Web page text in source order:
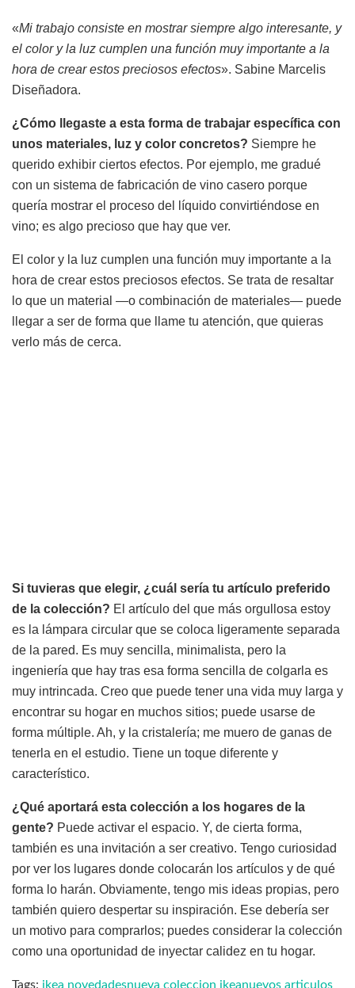
«Mi trabajo consiste en mostrar siempre algo interesante, y
el color y la luz cumplen una función muy importante a la
hora de crear estos preciosos efectos». Sabine Marcelis
Diseñadora.
¿Cómo llegaste a esta forma de trabajar específica con
unos materiales, luz y color concretos? Siempre he
querido exhibir ciertos efectos. Por ejemplo, me gradué
con un sistema de fabricación de vino casero porque
quería mostrar el proceso del líquido convirtiéndose en
vino; es algo precioso que hay que ver.
El color y la luz cumplen una función muy importante a la
hora de crear estos preciosos efectos. Se trata de resaltar
lo que un material —o combinación de materiales— puede
llegar a ser de forma que llame tu atención, que quieras
verlo más de cerca.
Si tuvieras que elegir, ¿cuál sería tu artículo preferido
de la colección? El artículo del que más orgullosa estoy
es la lámpara circular que se coloca ligeramente separada
de la pared. Es muy sencilla, minimalista, pero la
ingeniería que hay tras esa forma sencilla de colgarla es
muy intrincada. Creo que puede tener una vida muy larga y
encontrar su hogar en muchos sitios; puede usarse de
forma múltiple. Ah, y la cristalería; me muero de ganas de
tenerla en el estudio. Tiene un toque diferente y
característico.
¿Qué aportará esta colección a los hogares de la
gente? Puede activar el espacio. Y, de cierta forma,
también es una invitación a ser creativo. Tengo curiosidad
por ver los lugares donde colocarán los artículos y de qué
forma lo harán. Obviamente, tengo mis ideas propias, pero
también quiero despertar su inspiración. Ese debería ser
un motivo para comprarlos; puedes considerar la colección
como una oportunidad de inyectar calidez en tu hogar.
Tags: ikea novedadesnueva coleccion ikeanuevos articulos